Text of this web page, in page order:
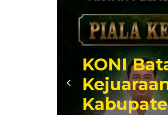
KONI Batang
Kejuaraan
Kabupaten